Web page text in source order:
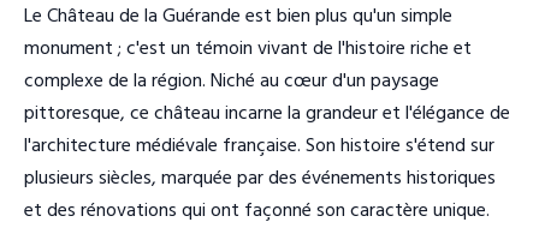
Le Château de la Guérande est bien plus qu'un simple
monument ; c'est un témoin vivant de l'histoire riche et
complexe de la région. Niché au cœur d'un paysage
pittoresque, ce château incarne la grandeur et l'élégance de
l'architecture médiévale française. Son histoire s'étend sur
plusieurs siècles, marquée par des événements historiques
et des rénovations qui ont façonné son caractère unique.